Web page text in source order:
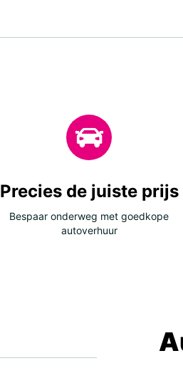
Precies de juiste prijs
Bespaar onderweg met goedkope
autoverhuur